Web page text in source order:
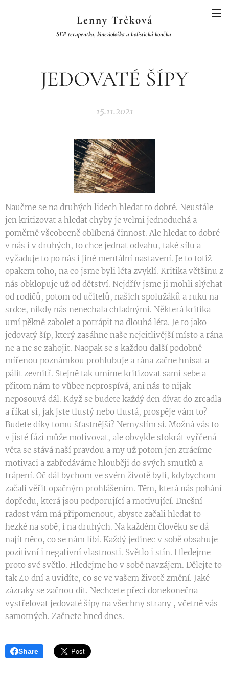
Lenny Trčková
SEP terapeutka, kinezioložka a holistická koučka
JEDOVATÉ ŠÍPY
15.11.2021
Naučme se na druhých lidech hledat to dobré. Neustále
jen kritizovat a hledat chyby je velmi jednoduchá a
poměrně všeobecně oblíbená činnost. Ale hledat to dobré
v nás i v druhých, to chce jednat odvahu, také sílu a
vyžaduje to po nás i jiné mentální nastavení. Je to totiž
opakem toho, na co jsme byli léta zvyklí. Kritika většinu z
nás obklopuje už od dětství. Nejdřív jsme ji mohli slýchat
od rodičů, potom od učitelů, našich spolužáků a ruku na
srdce, nikdy nás nenechala chladnými. Některá kritika
umí pěkně zabolet a potrápit na dlouhá léta. Je to jako
jedovatý šíp, který zasáhne naše nejcitlivější místo a rána
ne a ne se zahojit. Naopak se s každou další podobně
mířenou poznámkou prohlubuje a rána začne hnisat a
pálit zevnitř. Stejně tak umíme kritizovat sami sebe a
přitom nám to vůbec neprospívá, ani nás to nijak
neposouvá dál. Když se budete každý den dívat do zrcadla
a říkat si, jak jste tlustý nebo tlustá, prospěje vám to?
Budete díky tomu šťastnější? Nemyslím si. Možná vás to
v jisté fázi může motivovat, ale obvykle stokrát vyřčená
věta se stává naší pravdou a my už potom jen ztrácíme
motivaci a zabředáváme hlouběji do svých smutků a
trápení. Oč dál bychom ve svém životě byli, kdybychom
začali věřit opačným prohlášením. Těm, která nás pohání
dopředu, která jsou podporující a motivující. Dnešní
radost vám má připomenout, abyste začali hledat to
hezké na sobě, i na druhých. Na každém člověku se dá
najít něco, co se nám líbí. Každý jedinec v sobě obsahuje
pozitivní i negativní vlastnosti. Světlo i stín. Hledejme
proto své světlo. Hledejme ho v sobě navzájem. Dělejte to
tak 40 dní a uvidíte, co se ve vašem životě změní. Jaké
zázraky se začnou dít. Nechcete přeci donekonečna
vystřelovat jedovaté šípy na všechny strany , včetně vás
samotných. Začnete hned dnes.
Share